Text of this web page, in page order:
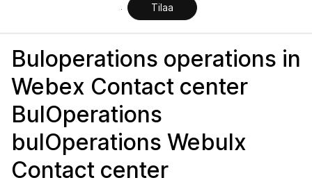
Tilaa
Buloperations operations in
Webex Contact center
BulOperations
bulOperations Webulx
Contact center